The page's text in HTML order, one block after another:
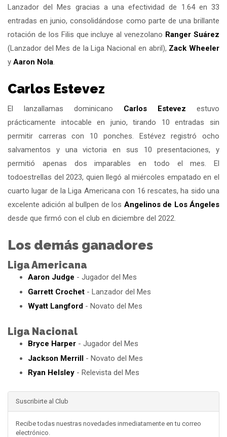
Lanzador del Mes gracias a una efectividad de 1.64 en 33
entradas en junio, consolidándose como parte de una brillante
rotación de los Filis que incluye al venezolano Ranger Suárez
(Lanzador del Mes de la Liga Nacional en abril), Zack Wheeler
y Aaron Nola.
Carlos Estevez
El lanzallamas dominicano Carlos Estevez estuvo
prácticamente intocable en junio, tirando 10 entradas sin
permitir carreras con 10 ponches. Estévez registró ocho
salvamentos y una victoria en sus 10 presentaciones, y
permitió apenas dos imparables en todo el mes. El
todoestrellas del 2023, quien llegó al miércoles empatado en el
cuarto lugar de la Liga Americana con 16 rescates, ha sido una
excelente adición al bullpen de los Angelinos de Los Ángeles
desde que firmó con el club en diciembre del 2022.
Los demás ganadores
Liga Americana
Aaron Judge - Jugador del Mes
Garrett Crochet - Lanzador del Mes
Wyatt Langford - Novato del Mes
Liga Nacional
Bryce Harper - Jugador del Mes
Jackson Merrill - Novato del Mes
Ryan Helsley - Relevista del Mes
Suscribirte al Club
Recibe todas nuestras novedades inmediatamente en tu correo
electrónico.